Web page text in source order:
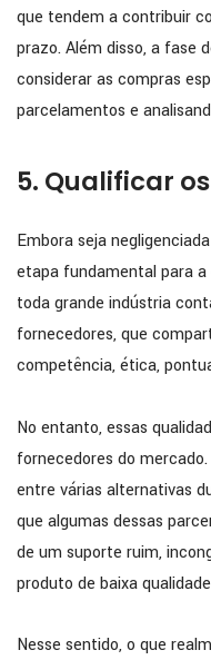
que tendem a contribuir
prazo. Além disso, a fase
considerar as compras
parcelamentos e
5. Qualificar
Embora seja
etapa fundamental para
toda grande indústria
fornecedores, que
competência, ética,
No entanto, essas
fornecedores do
entre várias alternativas
que algumas dessas
de um suporte ruim,
produto de baixa
Nesse sentido, o que